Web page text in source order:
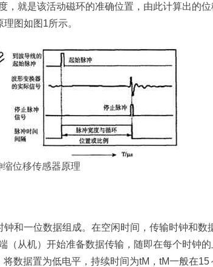
，就是该活动磁环的准确位置，由此计算出的
图如图1所示。
缩位移传感器原理
一位数据组成。在空闲时间，传输时钟和数
（从机）开始准备数据传输，随即在每个时钟
数据置为低电平，持续时间为tM，tM一般在15